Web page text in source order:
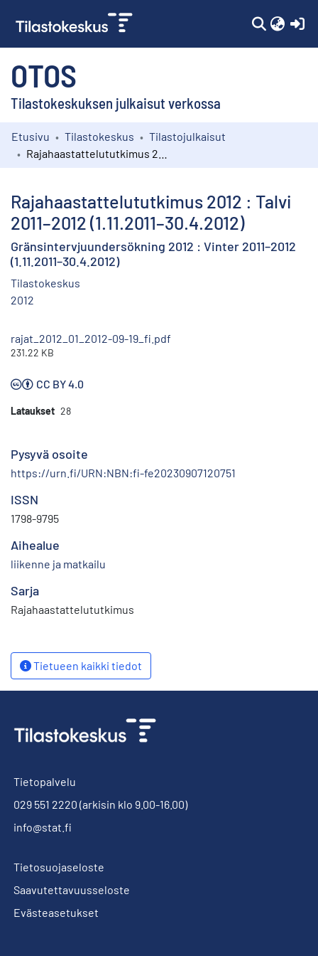
OTOS
Tilastokeskuksen julkaisut verkossa
Kokoelmat
Etusivu Tilastokeskus
Tilastojulkaisut
Rajahaastattelututkimus 2012 : Talvi
2011–2012 (1.11.2011–30.4.2012)
Gränsintervjuundersökning 2012 : Vinter 2011–2012
(1.11.2011–30.4.2012)
Tilastokeskus
2012
rajat_2012_01_2012-09-19_fi.pdf
231.22 KB
CC BY 4.0
Lataukset 28
Pysyvä osoite
https://urn.fi/URN:NBN:fi-fe20230907120751
ISSN
1798-9795
Aihealue
liikenne ja matkailu
Sarja
Rajahaastattelututkimus
Tietueen kaikki tiedot
Tietopalvelu
029 551 2220 (arkisin klo 9.00-16.00)
info@stat.fi
Tietosuojaseloste
Saavutettavuusseloste
Evästeasetukset